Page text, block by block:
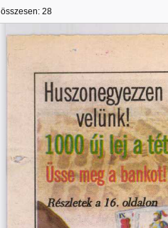
összesen: 28
Üsse meg a bankói’
„Részletek a 16. oldalon